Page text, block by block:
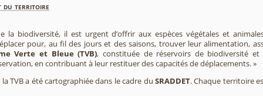
du territoire
la biodiversité, il est urgent d’offrir aux espèces végétales et
pour, au fil des jours et des saisons, trouver leur alimentation,
Verte et Bleue (TVB), constituée de réservoirs de biodiversité
en contribuant à leur restituer des capacités de déplacements. »
TVB a été cartographiée dans le cadre du SRADDET. Chaque territoire